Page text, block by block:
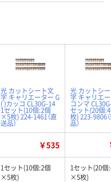
光 カットシート文
字 キャリエーター G
( )カッコ CL30G-14
1セット(10個:2個
×5枚) 224-1461（直
送品）
光 カットシ
字 キャリエ
コンマ
セット(20個
枚) 223-9806
品）
￥535
1セット(10個:2個
×5枚)
1セット(20個
×5枚)